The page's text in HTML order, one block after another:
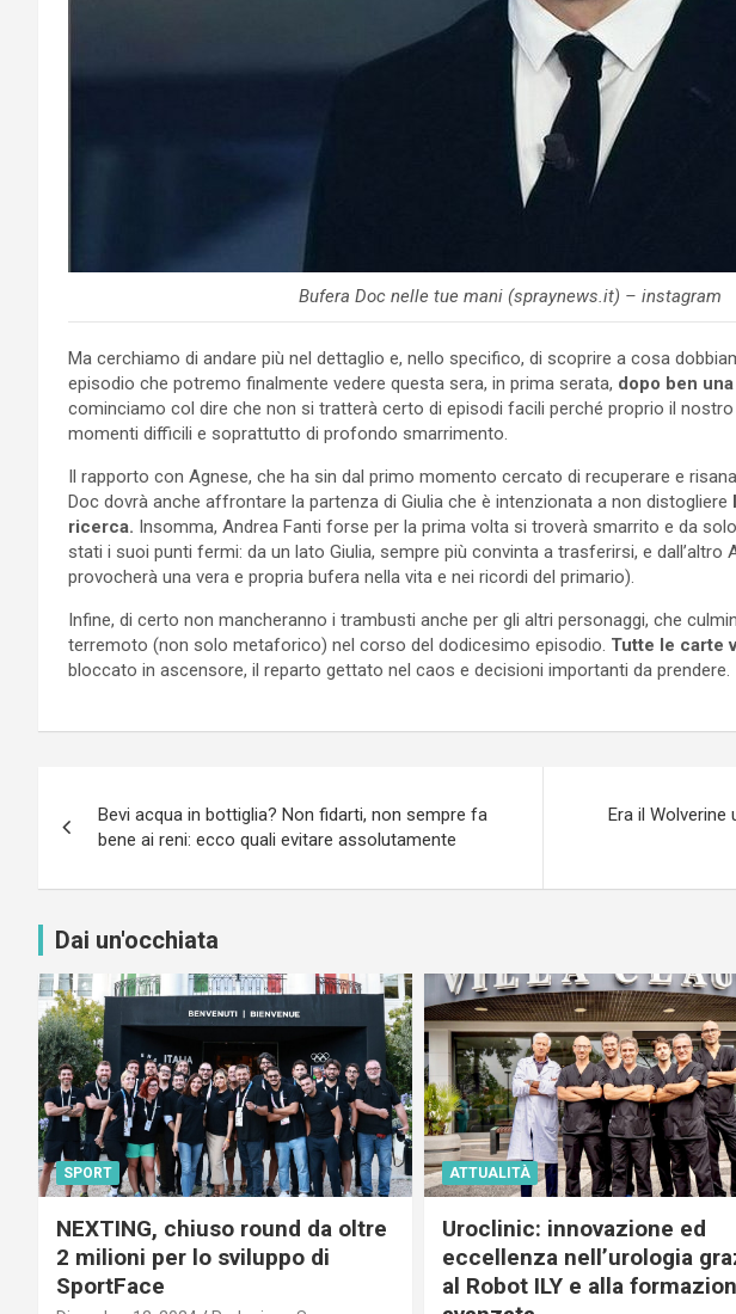
Bufera Doc nelle tue mani (spraynews.it) – instagram
Ma cerchiamo di andare più nel dettaglio e, nello specifico, di scoprire a cosa
episodio che potremo finalmente vedere questa sera, in prima serata, dopo ben
cominciamo col dire che non si tratterà certo di episodi facili perché proprio il
momenti difficili e soprattutto di profondo smarrimento.
Il rapporto con Agnese, che ha sin dal primo momento cercato di recuperare e
Doc dovrà anche affrontare la partenza di Giulia che è intenzionata a non distogliere
ricerca. Insomma, Andrea Fanti forse per la prima volta si troverà smarrito e da
stati i suoi punti fermi: da un lato Giulia, sempre più convinta a trasferirsi, e dall’altro
provocherà una vera e propria bufera nella vita e nei ricordi del primario).
Infine, di certo non mancheranno i trambusti anche per gli altri personaggi, che
terremoto (non solo metaforico) nel corso del dodicesimo episodio. Tutte le carte
bloccato in ascensore, il reparto gettato nel caos e decisioni importanti da prendere.
articoli
Bevi acqua in bottiglia? Non fidarti, non sempre fa
bene ai reni: ecco quali evitare assolutamente
Era il Wolverine
Dai un'occhiata
SPORT
NEXTING, chiuso round da oltre
2 milioni per lo sviluppo di
SportFace
ATTUALITÀ
Uroclinic: innovazione ed
eccellenza nell’urologia
al Robot ILY e alla